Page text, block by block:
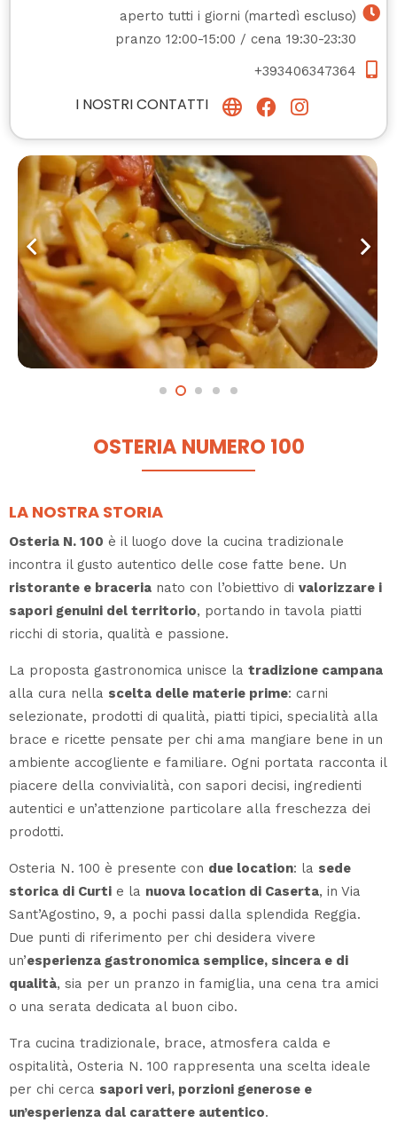
aperto tutti i giorni (martedì escluso)
pranzo 12:00-15:00 / cena 19:30-23:30
+393406347364
I NOSTRI CONTATTI
OSTERIA NUMERO 100
LA NOSTRA STORIA
Osteria N. 100 è il luogo dove la cucina tradizionale
incontra il gusto autentico delle cose fatte bene. Un
ristorante e braceria nato con l’obiettivo di valorizzare i
sapori genuini del territorio, portando in tavola piatti
ricchi di storia, qualità e passione.
La proposta gastronomica unisce la tradizione campana
alla cura nella scelta delle materie prime: carni
selezionate, prodotti di qualità, piatti tipici, specialità alla
brace e ricette pensate per chi ama mangiare bene in un
ambiente accogliente e familiare. Ogni portata racconta il
piacere della convivialità, con sapori decisi, ingredienti
autentici e un’attenzione particolare alla freschezza dei
prodotti.
Osteria N. 100 è presente con due location: la sede
storica di Curti e la nuova location di Caserta, in Via
Sant’Agostino, 9, a pochi passi dalla splendida Reggia.
Due punti di riferimento per chi desidera vivere
un’esperienza gastronomica semplice, sincera e di
qualità, sia per un pranzo in famiglia, una cena tra amici
o una serata dedicata al buon cibo.
Tra cucina tradizionale, brace, atmosfera calda e
ospitalità, Osteria N. 100 rappresenta una scelta ideale
per chi cerca sapori veri, porzioni generose e
un’esperienza dal carattere autentico.